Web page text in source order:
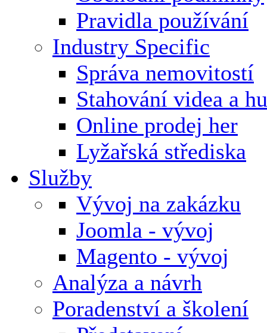
Pravidla používání
Industry Specific
Správa nemovitostí
Stahování videa a
Online prodej her
Lyžařská střediska
Služby
Vývoj na zakázku
Joomla - vývoj
Magento - vývoj
Analýza a návrh
Poradenství a školení